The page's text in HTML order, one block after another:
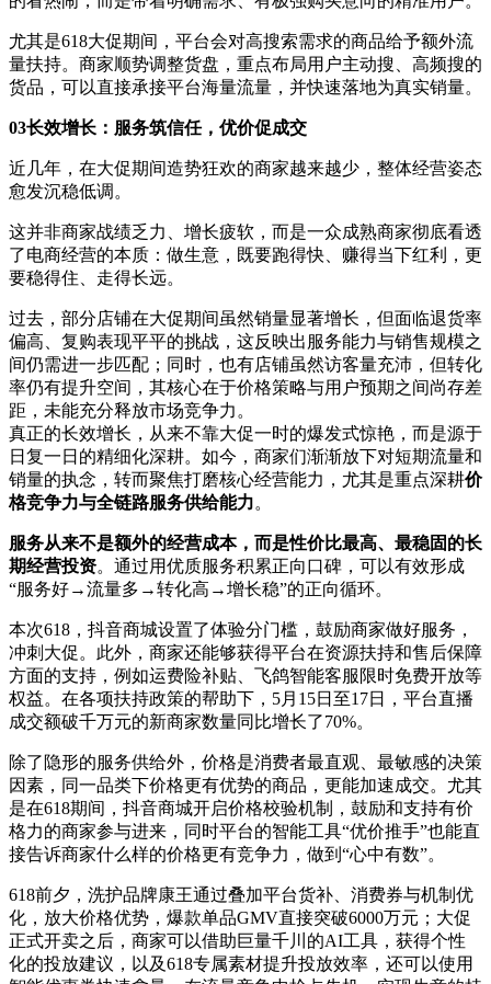
尤其是618大促期间，平台会对高搜索需求的商品给予额外流
量扶持。商家顺势调整货盘，重点布局用户主动搜、高频搜的
货品，可以直接承接平台海量流量，并快速落地为真实销量。
03长效增长：服务筑信任，优价促成交
近几年，在大促期间造势狂欢的商家越来越少，整体经营姿态
愈发沉稳低调。
这并非商家战绩乏力、增长疲软，而是一众成熟商家彻底看透
了电商经营的本质：做生意，既要跑得快、赚得当下红利，更
要稳得住、走得长远。
过去，部分店铺在大促期间虽然销量显著增长，但面临退货率
偏高、复购表现平平的挑战，这反映出服务能力与销售规模之
间仍需进一步匹配；同时，也有店铺虽然访客量充沛，但转化
率仍有提升空间，其核心在于价格策略与用户预期之间尚存差
距，未能充分释放市场竞争力。
真正的长效增长，从来不靠大促一时的爆发式惊艳，而是源于
日复一日的精细化深耕。如今，商家们渐渐放下对短期流量和
销量的执念，转而聚焦打磨核心经营能力，尤其是重点深耕价
格竞争力与全链路服务供给能力。
服务从来不是额外的经营成本，而是性价比最高、最稳固的长
期经营投资。通过用优质服务积累正向口碑，可以有效形成
“服务好→流量多→转化高→增长稳”的正向循环。
本次618，抖音商城设置了体验分门槛，鼓励商家做好服务，
冲刺大促。此外，商家还能够获得平台在资源扶持和售后保障
方面的支持，例如运费险补贴、飞鸽智能客服限时免费开放等
权益。在各项扶持政策的帮助下，5月15日至17日，平台直播
成交额破千万元的新商家数量同比增长了70%。
除了隐形的服务供给外，价格是消费者最直观、最敏感的决策
因素，同一品类下价格更有优势的商品，更能加速成交。尤其
是在618期间，抖音商城开启价格校验机制，鼓励和支持有价
格力的商家参与进来，同时平台的智能工具“优价推手”也能直
接告诉商家什么样的价格更有竞争力，做到“心中有数”。
618前夕，洗护品牌康王通过叠加平台货补、消费券与机制优
化，放大价格优势，爆款单品GMV直接突破6000万元；大促
正式开卖之后，商家可以借助巨量千川的AI工具，获得个性
化的投放建议，以及618专属素材提升投放效率，还可以使用